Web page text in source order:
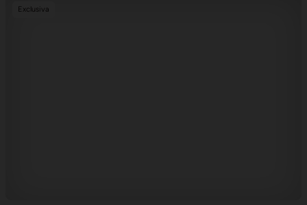
Exclusiva